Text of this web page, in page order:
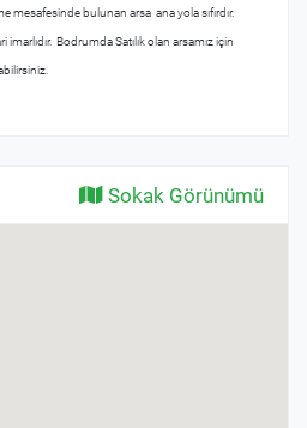
mesafesinde bulunan arsa ana yola sıfırdır.
Bodrumda Satılık olan arsamız için
Sokak Görünümü